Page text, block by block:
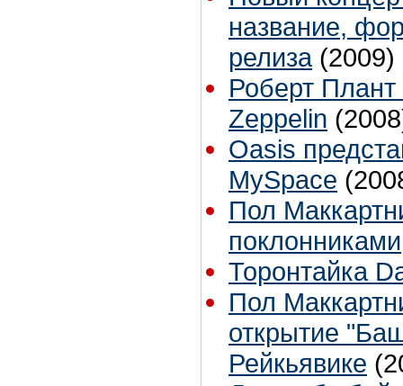
название,
релиза (2009)
Роберт Плант
Zeppelin
Oasis
MySpace
Пол
поклонниками
Торонтайка
Пол
открытие
Рейкьявике